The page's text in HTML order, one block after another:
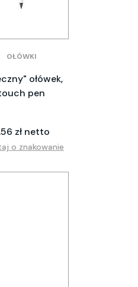
OŁÓWKI
ołówek,
pen
zł netto
o znakowanie